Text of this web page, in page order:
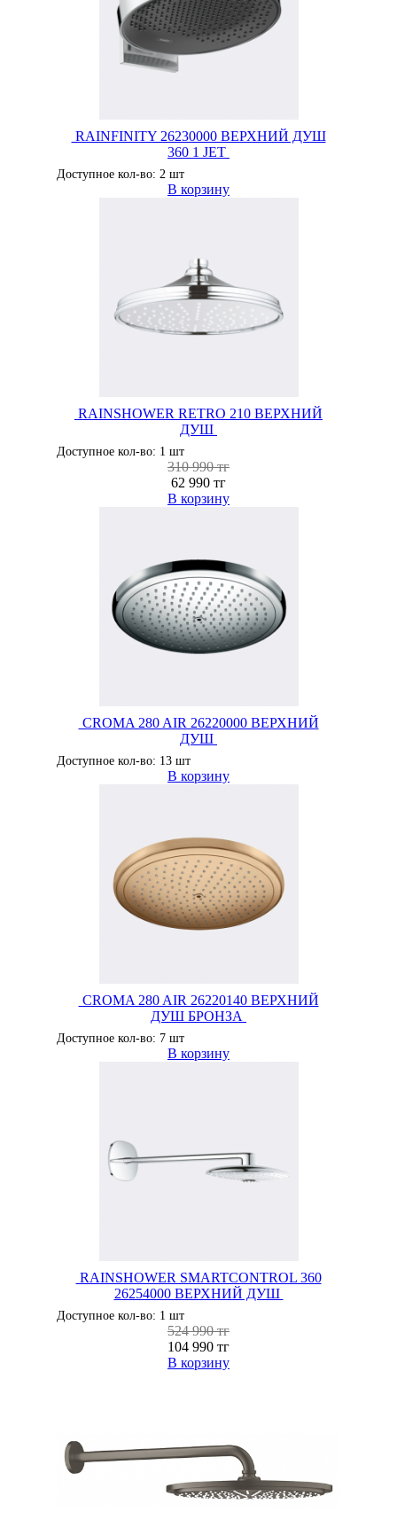
RAINFINITY 26230000 ВЕРХНИЙ ДУШ
360 1 JET
Доступное кол-во: 2 шт
В корзину
RAINSHOWER RETRO 210 ВЕРХНИЙ
ДУШ
Доступное кол-во: 1 шт
310 990 тг
62 990 тг
В корзину
CROMA 280 AIR 26220000 ВЕРХНИЙ
ДУШ
Доступное кол-во: 13 шт
В корзину
CROMA 280 AIR 26220140 ВЕРХНИЙ
ДУШ БРОНЗА
Доступное кол-во: 7 шт
В корзину
RAINSHOWER SMARTCONTROL 360
26254000 ВЕРХНИЙ ДУШ
Доступное кол-во: 1 шт
524 990 тг
104 990 тг
В корзину